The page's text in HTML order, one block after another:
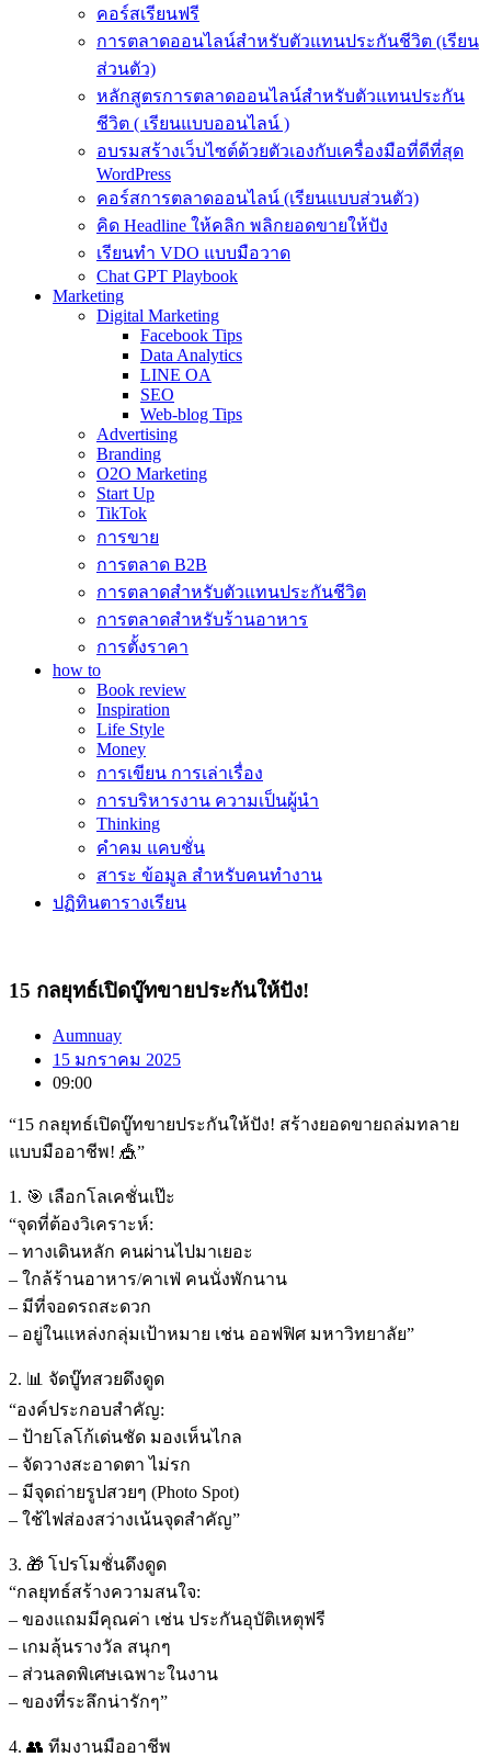
คอร์สเรียนฟรี
การตลาดออนไลน์สำหรับตัวแทนประกันชีวิต (เรียน
ส่วนตัว)
หลักสูตรการตลาดออนไลน์สำหรับตัวแทนประกัน
ชีวิต ( เรียนแบบออนไลน์ )
อบรมสร้างเว็บไซต์ด้วยตัวเองกับเครื่องมือที่ดีที่สุด
WordPress
คอร์สการตลาดออนไลน์ (เรียนแบบส่วนตัว)
คิด Headline ให้คลิก พลิกยอดขายให้ปัง
เรียนทำ VDO แบบมือวาด
Chat GPT Playbook
Marketing
Digital Marketing
Facebook Tips
Data Analytics
LINE OA
SEO
Web-blog Tips
Advertising
Branding
O2O Marketing
Start Up
TikTok
การขาย
การตลาด B2B
การตลาดสำหรับตัวแทนประกันชีวิต
การตลาดสำหรับร้านอาหาร
การตั้งราคา
how to
Book review
Inspiration
Life Style
Money
การเขียน การเล่าเรื่อง
การบริหารงาน ความเป็นผู้นำ
Thinking
คำคม แคบชั่น
สาระ ข้อมูล สำหรับคนทำงาน
ปฏิทินตารางเรียน
15 กลยุทธ์เปิดบู๊ทขายประกันให้ปัง!
Aumnuay
15 มกราคม 2025
09:00
“15 กลยุทธ์เปิดบู๊ทขายประกันให้ปัง! สร้างยอดขายถล่มทลาย
แบบมืออาชีพ! 🎪”
1. 🎯 เลือกโลเคชั่นเป๊ะ
“จุดที่ต้องวิเคราะห์:
– ทางเดินหลัก คนผ่านไปมาเยอะ
– ใกล้ร้านอาหาร/คาเฟ่ คนนั่งพักนาน
– มีที่จอดรถสะดวก
– อยู่ในแหล่งกลุ่มเป้าหมาย เช่น ออฟฟิศ มหาวิทยาลัย”
2. 📊 จัดบู๊ทสวยดึงดูด
“องค์ประกอบสำคัญ:
– ป้ายโลโก้เด่นชัด มองเห็นไกล
– จัดวางสะอาดตา ไม่รก
– มีจุดถ่ายรูปสวยๆ (Photo Spot)
– ใช้ไฟส่องสว่างเน้นจุดสำคัญ”
3. 🎁 โปรโมชั่นดึงดูด
“กลยุทธ์สร้างความสนใจ:
– ของแถมมีคุณค่า เช่น ประกันอุบัติเหตุฟรี
– เกมลุ้นรางวัล สนุกๆ
– ส่วนลดพิเศษเฉพาะในงาน
– ของที่ระลึกน่ารักๆ”
4. 👥 ทีมงานมืออาชีพ